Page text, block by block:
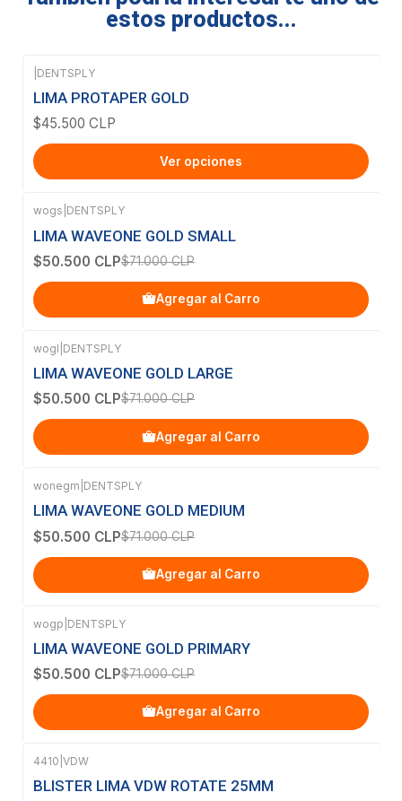
estos productos...
DENTSPLY
LIMA PROTAPER GOLD
$45.500 CLP
Ver opciones
-29%OFF
wogs DENTSPLY
LIMA WAVEONE GOLD SMALL
$50.500 CLP$71.000 CLP
Agregar al Carro
-29%OFF
wogl DENTSPLY
LIMA WAVEONE GOLD LARGE
$50.500 CLP$71.000 CLP
Agregar al Carro
-29%OFF
wonegm DENTSPLY
LIMA WAVEONE GOLD MEDIUM
$50.500 CLP$71.000 CLP
Agregar al Carro
-29%OFF
wogp DENTSPLY
LIMA WAVEONE GOLD PRIMARY
$50.500 CLP$71.000 CLP
Agregar al Carro
4410 VDW
BLISTER LIMA VDW ROTATE 25MM